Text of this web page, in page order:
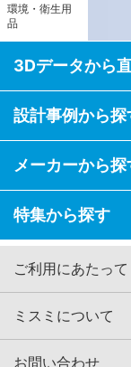
環境・衛生用
品
3Dデータから
設計事例から探
メーカーから探
特集から探す
ご利用にあたって
ミスミについて
お問い合わせ